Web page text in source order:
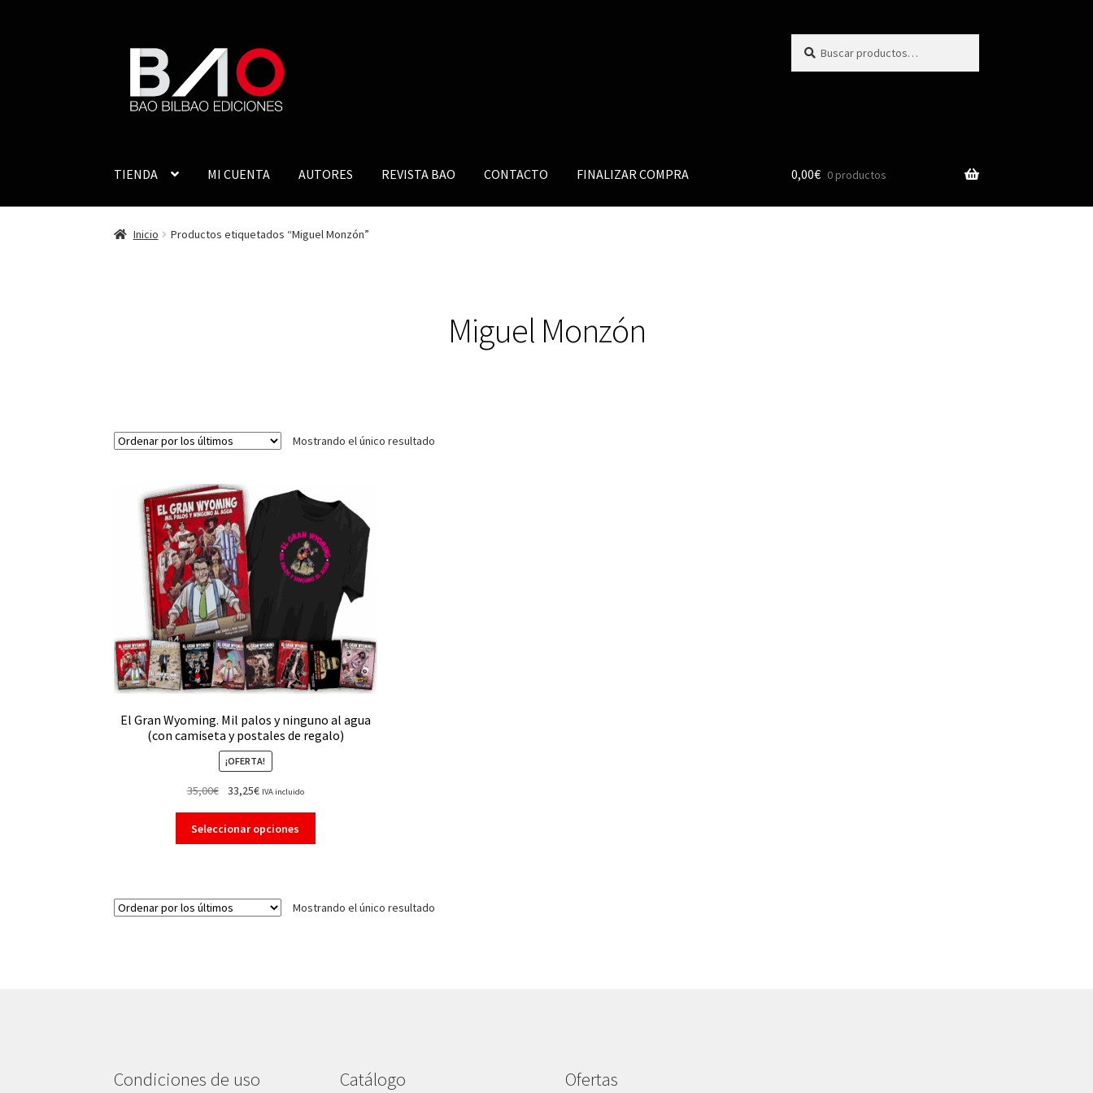
TIENDA MI CUENTA AUTORES REVISTA BAO CONTACTO FINALIZAR COMPRA 0,00€ 0 productos
Inicio Productos etiquetados “Miguel Monzón”
Miguel Monzón
Mostrando el único resultado
El Gran Wyoming. Mil palos y ninguno al agua
(con camiseta y postales de regalo)
¡OFERTA!
35,00€ 33,25€ IVA incluido
Seleccionar opciones
Mostrando el único resultado
Condiciones de uso Catálogo Ofertas